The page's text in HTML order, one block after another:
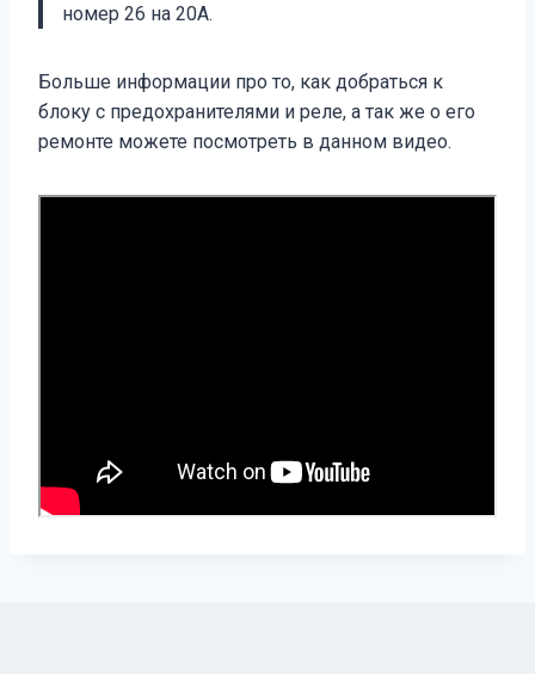
номер 26 на 20А.
Больше информации про то, как добраться к
блоку с предохранителями и реле, а так же о его
ремонте можете посмотреть в данном видео.